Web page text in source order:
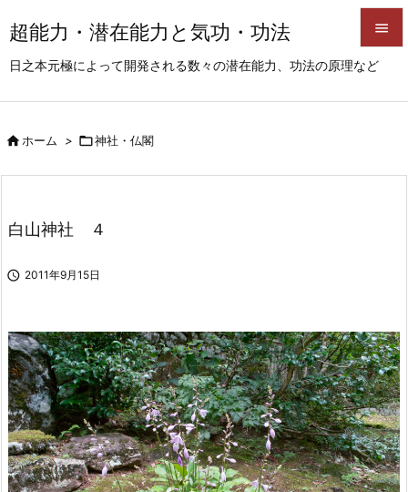
超能力・潜在能力と気功・功法
日之本元極によって開発される数々の潜在能力、功法の原理など


前へ
ホーム > 神社・仏閣
白山神社 ４
 2011年9月15日